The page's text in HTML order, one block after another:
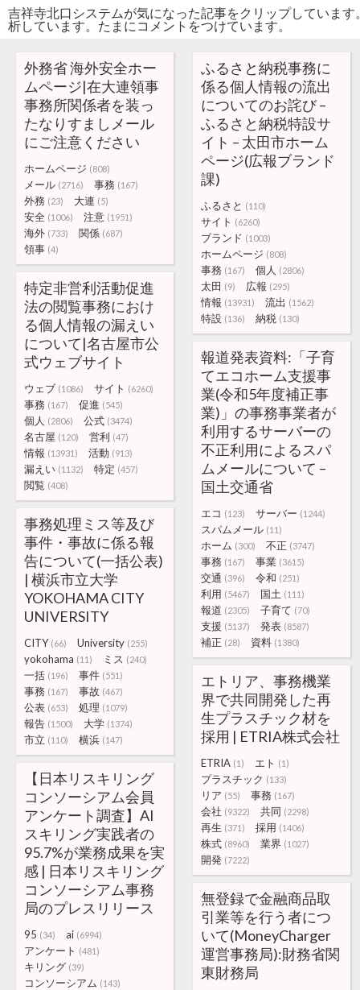
吉祥寺北口システムが気になった記事をクリップしていま
析しています。たまにコメントをつけています。
外務省 海外安全ホー
ムページ|在大連領事
事務所関係者を装っ
たなりすましメール
にご注意ください
ホームページ (808)
メール (2716) 事務 (167)
外務 (23) 大連 (5)
安全 (1006) 注意 (1951)
海外 (733) 関係 (687)
領事 (4)
ふるさと納税事務に
係る個人情報の流出
についてのお詫び –
ふるさと納税特設サ
イト – 太田市ホーム
ページ(広報ブランド
課)
ふるさと (110)
サイト (6260)
ブランド (1003)
ホームページ (808)
事務 (167) 個人 (2806)
太田 (9) 広報 (295)
情報 (13931) 流出 (1562)
特設 (136) 納税 (130)
特定非営利活動促進
法の閲覧事務におけ
る個人情報の漏えい
について|名古屋市公
式ウェブサイト
ウェブ (1086) サイト (6260)
事務 (167) 促進 (545)
個人 (2806) 公式 (3474)
名古屋 (120) 営利 (47)
情報 (13931) 活動 (913)
漏えい (1132) 特定 (457)
閲覧 (408)
報道発表資料:「子育
てエコホーム支援事
業(令和5年度補正事
業)」の事務事業者が
利用するサーバーの
不正利用によるスパ
ムメールについて –
国土交通省
エコ (123) サーバー (1244)
スパムメール (11)
ホーム (300) 不正 (3747)
事務 (167) 事業 (3615)
交通 (396) 令和 (251)
利用 (5467) 国土 (111)
報道 (2305) 子育て (70)
支援 (5137) 発表 (8587)
補正 (28) 資料 (1380)
事務処理ミス等及び
事件・事故に係る報
告について(一括公表)
| 横浜市立大学
YOKOHAMA CITY
UNIVERSITY
CITY (66) University (255)
yokohama (11) ミス (240)
一括 (196) 事件 (551)
事務 (167) 事故 (467)
公表 (653) 処理 (1079)
報告 (1500) 大学 (1374)
市立 (110) 横浜 (147)
エトリア、事務機業
界で共同開発した再
生プラスチック材を
採用 | ETRIA株式会社
ETRIA (1) エト (1)
プラスチック (133)
リア (55) 事務 (167)
会社 (9322) 共同 (2298)
再生 (371) 採用 (1406)
株式 (8960) 業界 (1027)
開発 (7222)
【日本リスキリング
コンソーシアム会員
アンケート調査】AI
スキリング実践者の
95.7%が業務成果を実
感 | 日本リスキリング
コンソーシアム事務
局のプレスリリース
95 (34) ai (6994)
アンケート (481)
キリング (39)
コンソーシアム (143)
無登録で金融商品取
引業等を行う者につ
いて(MoneyCharger
運営事務局):財務省関
東財務局